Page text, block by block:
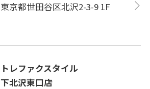
東京都世田谷区北沢2-3-9 1F
トレファクスタイル
下北沢東口店